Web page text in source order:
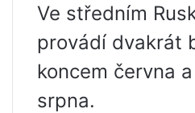
Ve středním
provádí dvakrát
koncem června
srpna.